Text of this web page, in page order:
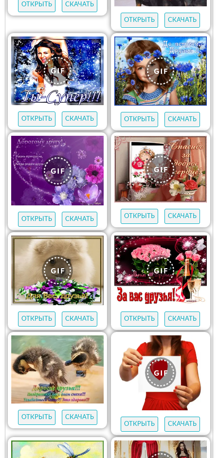
ОТКРЫТЬ СКАЧАТЬ
ОТКРЫТЬ СКАЧАТЬ
ОТКРЫТЬ СКАЧАТЬ ОТКРЫТЬ СКАЧАТЬ
ОТКРЫТЬ СКАЧАТЬ ОТКРЫТЬ СКАЧАТЬ
ОТКРЫТЬ СКАЧАТЬ ОТКРЫТЬ СКАЧАТЬ
ОТКРЫТЬ
СКАЧАТЬ
ОТКРЫТЬ
СКАЧАТЬ